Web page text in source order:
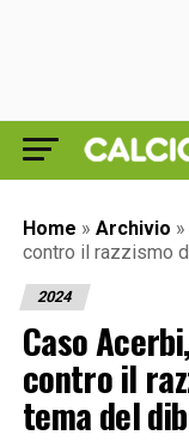
Home » Archivio »
contro il razzismo
2024
Caso
contro il
tema del